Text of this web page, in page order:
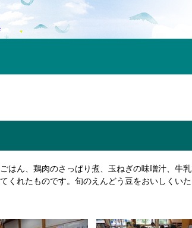
ん、鶏肉のさっぱり煮、玉ねぎの味噌汁、牛
くれたものです。旬のえんどう豆をおいしくい